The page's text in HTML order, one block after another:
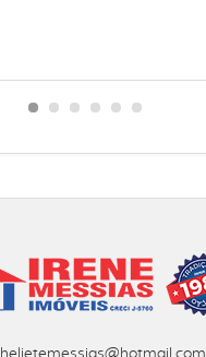
helietemessias@hotmail.com